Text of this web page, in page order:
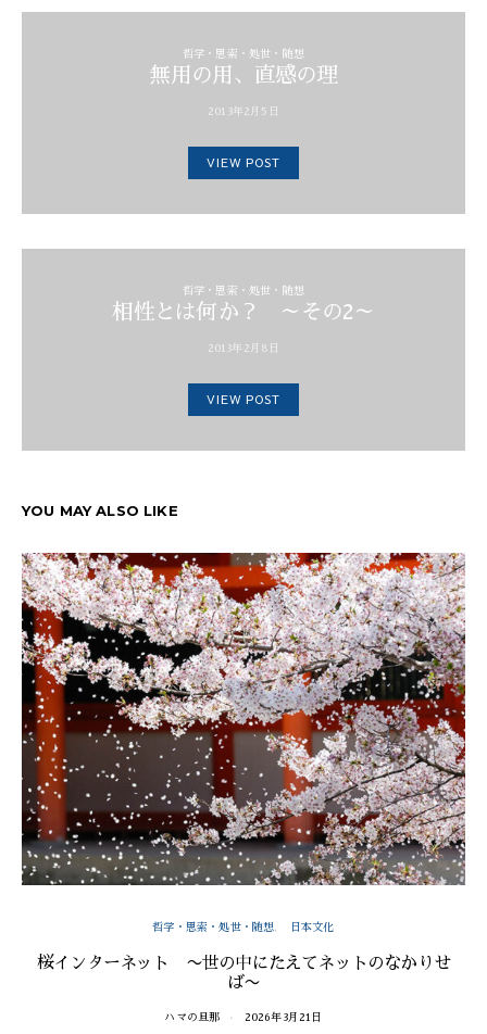
哲学・思索・処世・随想
無用の用、直感の理
2013年2月5日
VIEW POST
哲学・思索・処世・随想
相性とは何か？ ～その2～
2013年2月8日
VIEW POST
YOU MAY ALSO LIKE
哲学・思索・処世・随想 日本文化
桜インターネット 〜世の中にたえてネットのなかりせ
ば〜
ハマの旦那 2026年3月21日